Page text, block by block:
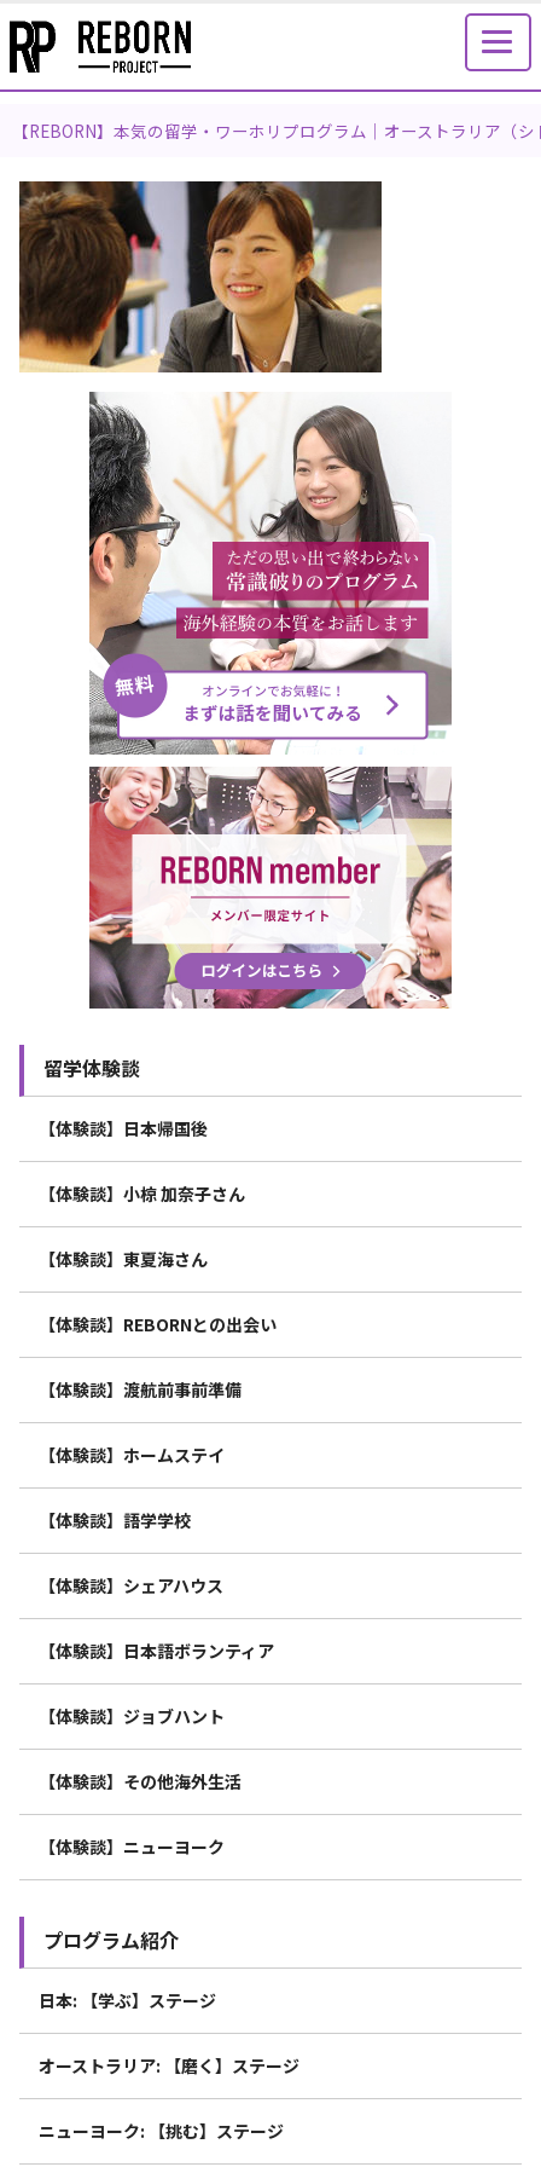
【REBORN】本気の留学・ワーホリプログラム｜オーストラリア（
留学体験談
【体験談】日本帰国後
【体験談】小椋 加奈子さん
【体験談】東夏海さん
【体験談】REBORNとの出会い
【体験談】渡航前事前準備
【体験談】ホームステイ
【体験談】語学学校
【体験談】シェアハウス
【体験談】日本語ボランティア
【体験談】ジョブハント
【体験談】その他海外生活
【体験談】ニューヨーク
プログラム紹介
日本: 【学ぶ】ステージ
オーストラリア: 【磨く】ステージ
ニューヨーク: 【挑む】ステージ